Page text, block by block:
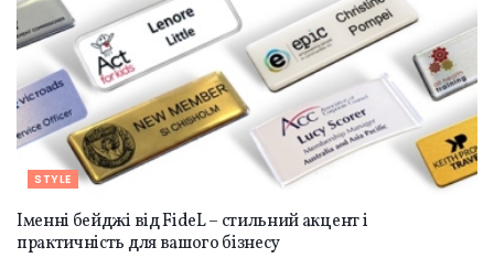
STYLE
Іменні бейджі від FideL – стильний акцент і
практичність для вашого бізнесу